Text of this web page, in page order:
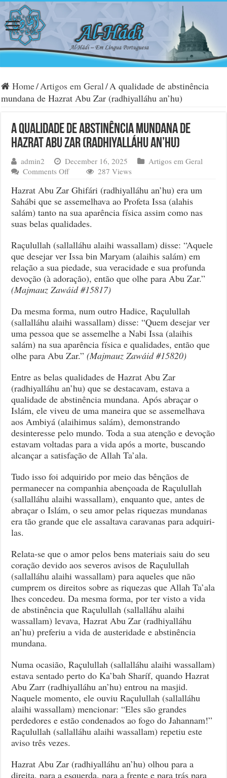
Home/Artigos em Geral/A qualidade de abstinência
mundana de Hazrat Abu Zar (radhiyalláhu an’hu)
A qualidade de abstinência mundana de
Hazrat Abu Zar (radhiyalláhu an’hu)
admin2 December 16, 2025
Artigos em Geral
Comments Offon
qualidade
de
abstinência
mundana
Hazrat
Abu
Zar
(radhiyalláhu
an’hu)
287 Views
Hazrat Abu Zar Ghifári (radhiyalláhu an’hu) era um
Sahábi que se assemelhava ao Profeta Issa (alahis
salám) tanto na sua aparência física assim como nas
suas belas qualidades.
Raçulullah (sallalláhu alaihi wassallam) disse: “Aquele
que desejar ver Issa bin Maryam (alaihis salám) em
relação a sua piedade, sua veracidade e sua profunda
devoção (à adoração), então que olhe para Abu Zar.”
(Majmauz Zawáid #15817)
Da mesma forma, num outro Hadice, Raçulullah
(sallalláhu alaihi wassallam) disse: “Quem desejar ver
uma pessoa que se assemelhe a Nabi Issa (alaihis
salám) na sua aparência física e qualidades, então que
olhe para Abu Zar.”(Majmauz Zawáid #15820)
Entre as belas qualidades de Hazrat Abu Zar
(radhiyalláhu an’hu) que se destacavam, estava a
qualidade de abstinência mundana. Após abraçar o
Islám, ele viveu de uma maneira que se assemelhava
aos Ambiyá (alaihimus salám), demonstrando
desinteresse pelo mundo. Toda a sua atenção e devoção
estavam voltadas para a vida após a morte, buscando
alcançar a satisfação de Allah Ta’ala.
Tudo isso foi adquirido por meio das bênçãos de
permanecer na companhia abençoada de Raçulullah
(sallalláhu alaihi wassallam), enquanto que, antes de
abraçar o Islám, o seu amor pelas riquezas mundanas
era tão grande que ele assaltava caravanas para adquiri-
las.
Relata-se que o amor pelos bens materiais saiu do seu
coração devido aos severos avisos de Raçulullah
(sallalláhu alaihi wassallam) para aqueles que não
cumprem os direitos sobre as riquezas que Allah Ta’ala
lhes concedeu. Da mesma forma, por ter visto a vida
de abstinência que Raçulullah (sallalláhu alaihi
wassallam) levava, Hazrat Abu Zar (radhiyalláhu
an’hu) preferiu a vida de austeridade e abstinência
mundana.
Numa ocasião, Raçulullah (sallalláhu alaihi wassallam)
estava sentado perto do Ka’bah Sharíf, quando Hazrat
Abu Zarr (radhiyalláhu an’hu) entrou na masjid.
Naquele momento, ele ouviu Raçulullah (sallalláhu
alaihi wassallam) mencionar: “Eles são grandes
perdedores e estão condenados ao fogo do Jahannam!”
Raçulullah (sallalláhu alaihi wassallam) repetiu este
aviso três vezes.
Hazrat Abu Zar (radhiyalláhu an’hu) olhou para a
direita, para a esquerda, para a frente e para trás para